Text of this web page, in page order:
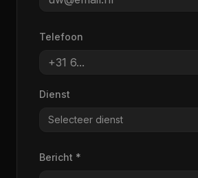
Telefoon
Dienst
Selecteer dienst
Bericht *